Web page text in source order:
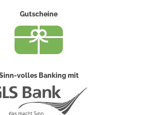
Gutscheine
volles Banking mit